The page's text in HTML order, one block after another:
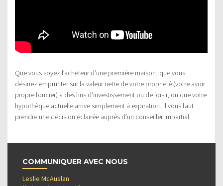
Que vous soyez l’acheteur d’une première maison, que vous
désiriez emprunter sur la valeur nette de votre propriété (votre avoir
propre foncier) à des fins d’investissement ou de loisir, ou que votre
hypothèque actuelle arrive simplement à expiration, il vous faut
prendre une décision éclairée auprès d’un conseiller impartial.
COMMUNIQUER AVEC NOUS
Leslie McAuslan